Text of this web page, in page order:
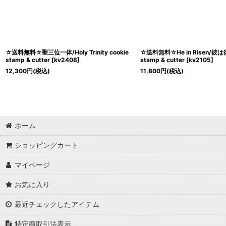
☆送料無料☆聖三位一体/Holy Trinity cookie
stamp & cutter [kv2408]
12,300円(税込)
☆送料無料☆He in Risen/彼は
stamp & cutter [kv2105]
11,800円(税込)
ホーム
ショッピングカート
マイページ
お気に入り
最近チェックしたアイテム
特定商取引法表示